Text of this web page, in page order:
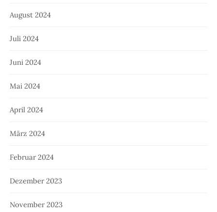
August 2024
Juli 2024
Juni 2024
Mai 2024
April 2024
März 2024
Februar 2024
Dezember 2023
November 2023